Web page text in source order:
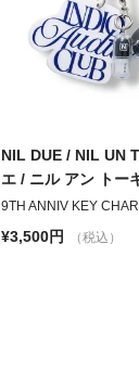
NIL DUE / NIL UN
エ / ニル アン トー
9TH ANNIV KEY
¥3,500円 （税込）